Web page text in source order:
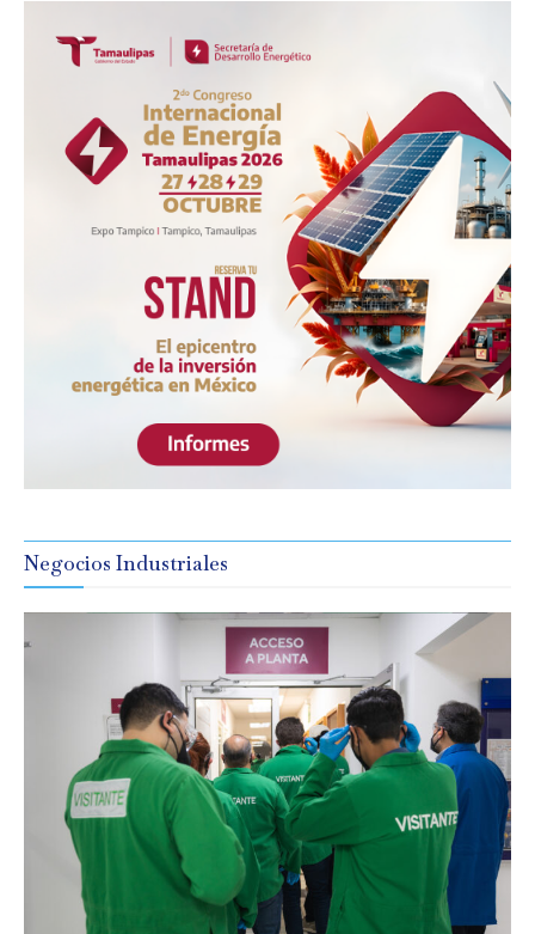
Negocios Industriales